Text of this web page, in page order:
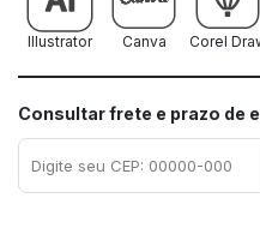
Illustrator Canva Corel
Consultar frete e prazo de